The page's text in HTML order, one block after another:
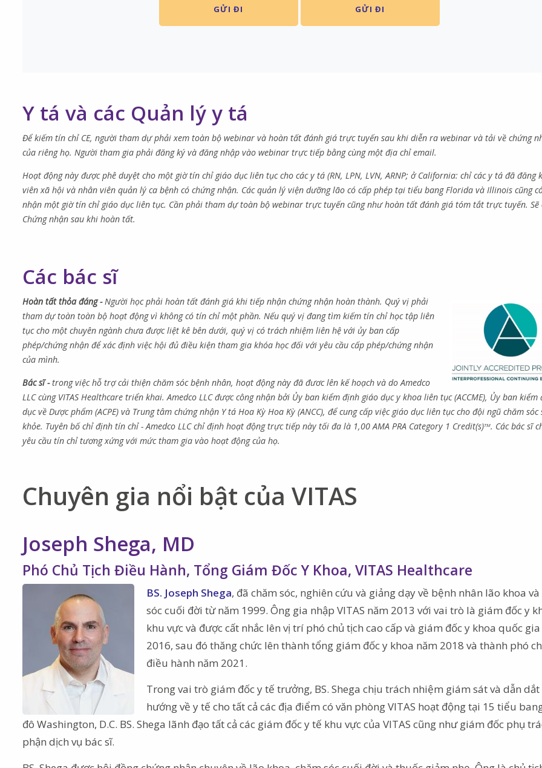
Y tá và các Quản lý y tá
Để kiếm tín chỉ CE, người tham dự phải xem toàn bộ webinar và hoàn tất đánh giá trực tuyến sau khi diễn ra webinar và tải về chứng
của riêng họ. Người tham gia phải đăng ký và đăng nhập vào webinar trực tiếp bằng cùng một địa chỉ email.
Hoạt động này được phê duyệt cho một giờ tín chỉ giáo dục liên tục cho các y tá (RN, LPN, LVN, ARNP; ở California: chỉ các y tá đã đăng
viên xã hội và nhân viên quản lý ca bệnh có chứng nhận. Các quản lý viện dưỡng lão có cấp phép tại tiểu bang Florida và Illinois cũng
nhận một giờ tín chỉ giáo dục liên tục. Cần phải tham dự toàn bộ webinar trực tuyến cũng như hoàn tất đánh giá tóm tắt trực tuyến. Sẽ
Chứng nhận sau khi hoàn tất.
Các bác sĩ
Hoàn tất thỏa đáng -Người học phải hoàn tất đánh giá khi tiếp nhận chứng nhận hoàn thành. Quý vị phải
tham dự toàn toàn bộ hoạt động vì không có tín chỉ một phần. Nếu quý vị đang tìm kiếm tín chỉ học tập liên
tục cho một chuyên ngành chưa được liệt kê bên dưới, quý vị có trách nhiệm liên hệ với ủy ban cấp
phép/chứng nhận để xác định việc hội đủ điều kiện tham gia khóa học đối với yêu cầu cấp phép/chứng nhận
của mình.
Bác sĩ -trong việc hỗ trợ cải thiện chăm sóc bệnh nhân, hoạt động này đã đươc lên kế hoạch và do Amedco
LLC cùng VITAS Healthcare triển khai. Amedco LLC được công nhận bởi Ủy ban kiểm định giáo dục y khoa liên tục (ACCME), Ủy ban
dục về Dược phẩm (ACPE) và Trung tâm chứng nhận Y tá Hoa Kỳ Hoa Kỳ (ANCC), để cung cấp việc giáo dục liên tục cho đội ngũ chăm sóc
khỏe. Tuyên bố chỉ định tín chỉ - Amedco LLC chỉ định hoạt động trực tiếp này tối đa là 1,00 AMA PRA Category 1 Credit(s)TM. Các bác sĩ
yêu cầu tín chỉ tương xứng với mức tham gia vào hoạt động của họ.
Chuyên gia ​​​​​​​nổi bật của VITAS
Joseph Shega, MD
Phó Chủ Tịch Điều Hành, Tổng Giám Đốc Y Khoa, VITAS Healthcare
BS. Joseph Shega, đã chăm sóc, nghiên cứu và giảng dạy về bệnh nhân lão khoa và
sóc cuối đời từ năm 1999. Ông gia nhập VITAS năm 2013 với vai trò là giám đốc y
khu vực và được cất nhắc lên vị trí phó chủ tịch cao cấp và giám đốc y khoa quốc
2016, sau đó thăng chức lên thành tổng giám đốc y khoa năm 2018 và thành phó
điều hành năm 2021.
Trong vai trò giám đốc y tế trưởng, BS. Shega chịu trách nhiệm giám sát và dẫn
hướng về y tế cho tất cả các địa điểm có văn phòng VITAS hoạt động tại 15 tiểu
đô Washington, D.C. BS. Shega lãnh đạo tất cả các giám đốc y tế khu vực của VITAS cũng như giám đốc phụ
phận dịch vụ bác sĩ.